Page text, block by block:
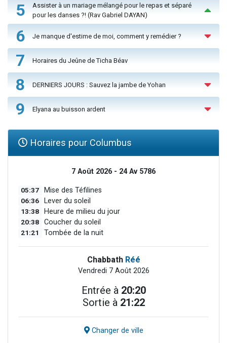
5
Assister à un mariage mélangé pour le repas et séparé
pour les danses ?! (Rav Gabriel DAYAN)
6 Je manque d'estime de moi, comment y remédier ?
7 Horaires du Jeûne de Ticha Béav
8 DERNIERS JOURS : Sauvez la jambe de Yohan
9 Elyana au buisson ardent
Horaires pour Columbus
7 Août 2026 - 24 Av 5786
05:37 Mise des Téfilines
06:36 Lever du soleil
13:38 Heure de milieu du jour
20:38 Coucher du soleil
21:21 Tombée de la nuit
Chabbath Réé
Vendredi 7 Août 2026
Entrée à 20:20
Sortie à 21:22
Changer de ville